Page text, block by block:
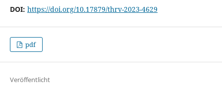
DOI: https://doi.org/10.17879/thrv-2023-4629
pdf
Veröffentlicht